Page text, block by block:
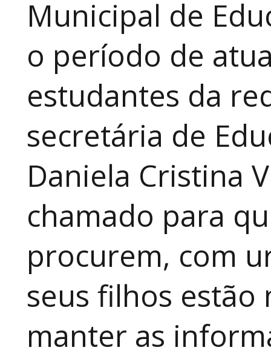
Municipal de
o período de
estudantes da
secretária de
Daniela Cristina
chamado para
procurem, com
seus filhos
manter as